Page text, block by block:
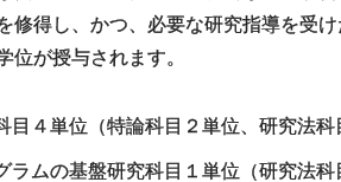
修得し、かつ、必要な研究指導を受
位が授与されます。
４単位（特論科目２単位、研究法科
ムの基盤研究科目１単位（研究法科